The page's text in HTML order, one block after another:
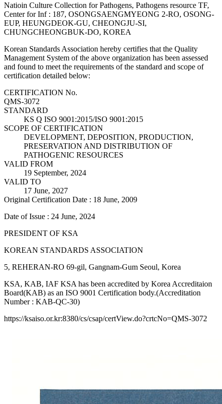
Natioin Culture Collection for Pathogens, Pathogens resource TF,
Center for Inf : 187, OSONGSAENGMYEONG 2-RO, OSONG-
EUP, HEUNGDEOK-GU, CHEONGJU-SI,
CHUNGCHEONGBUK-DO, KOREA
Korean Standards Association hereby certifies that the Quality
Management System of the above organization has been assessed
and found to meet the requirements of the standard and scope of
certification detailed below:
CERTIFICATION No.
QMS-3072
STANDARD
KS Q ISO 9001:2015/ISO 9001:2015
SCOPE OF CERTIFICATION
DEVELOPMENT, DEPOSITION, PRODUCTION,
PRESERVATION AND DISTRIBUTION OF
PATHOGENIC RESOURCES
VALID FROM
19 September, 2024
VALID TO
17 June, 2027
Original Certification Date : 18 June, 2009
Date of Issue : 24 June, 2024
PRESIDENT OF KSA
KOREAN STANDARDS ASSOCIATION
5, REHERAN-RO 69-gil, Gangnam-Gum Seoul, Korea
KSA, KAB, IAF KSA has been accredited by Korea Accreditaion
Board(KAB) as an ISO 9001 Certification body.(Accreditation
Number : KAB-QC-30)
https://ksaiso.or.kr:8380/cs/csap/certView.do?crtcNo=QMS-3072